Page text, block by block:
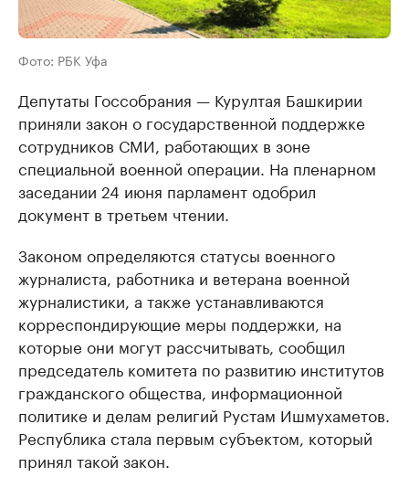
Фото: РБК Уфа
Депутаты Госсобрания — Курултая Башкирии
приняли закон о государственной поддержке
сотрудников СМИ, работающих в зоне
специальной военной операции. На пленарном
заседании 24 июня парламент одобрил
документ в третьем чтении.
Законом определяются статусы военного
журналиста, работника и ветерана военной
журналистики, а также устанавливаются
корреспондирующие меры поддержки, на
которые они могут рассчитывать, сообщил
председатель комитета по развитию институтов
гражданского общества, информационной
политике и делам религий Рустам Ишмухаметов.
Республика стала первым субъектом, который
принял такой закон.